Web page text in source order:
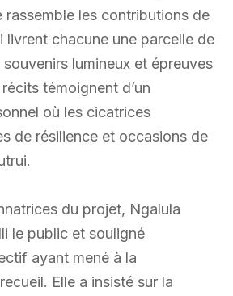
rassemble les contributions de
livrent chacune une parcelle de
lumineux et épreuves
témoignent d’un
où les cicatrices
de résilience et occasions de
du projet, Ngalula
le public et souligné
ayant mené à la
Elle a insisté sur la